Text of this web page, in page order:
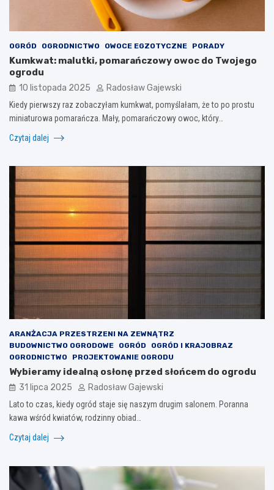
OGRÓD OGRODNICTWO OWOCE EGZOTYCZNE PORADY
Kumkwat: malutki, pomarańczowy owoc do Twojego
ogrodu
10 listopada 2025 Radosław Gajewski
Kiedy pierwszy raz zobaczyłam kumkwat, pomyślałam, że to po prostu
miniaturowa pomarańcza. Mały, pomarańczowy owoc, który…
Czytaj dalej
ARANŻACJA PRZESTRZENI NA ZEWNĄTRZ
BUDOWNICTWO OGRODOWE
OGRÓD
OGRÓD I KRAJOBRAZ
OGRODNICTWO
PROJEKTOWANIE OGRODU
Wybieramy idealną osłonę przed słońcem do ogrodu
31 lipca 2025 Radosław Gajewski
Lato to czas, kiedy ogród staje się naszym drugim salonem. Poranna
kawa wśród kwiatów, rodzinny obiad…
Czytaj dalej